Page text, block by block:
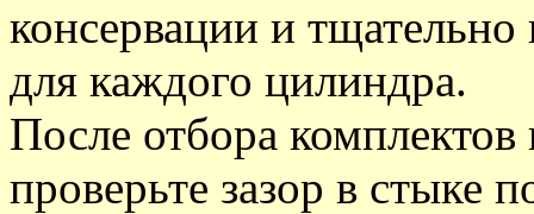
консервации и
для каждого цилиндра.
После отбора
проверьте зазор в стыке